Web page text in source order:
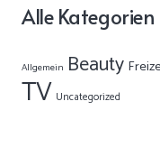
Alle Kategorien
Allgemein Beauty
TV Uncategorized